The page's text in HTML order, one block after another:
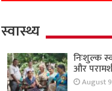
स्वास्थ्य
निःशुल्क
और
August